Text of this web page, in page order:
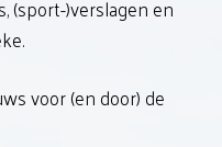
(sport-)verslagen en
voor (en door) de